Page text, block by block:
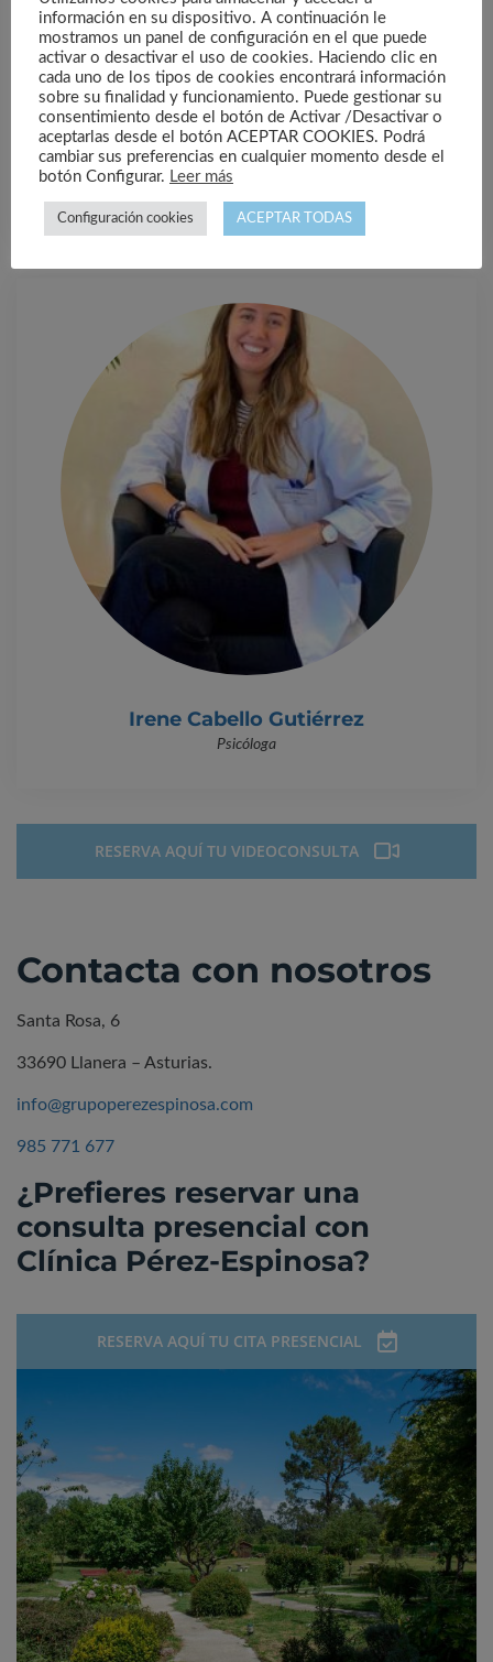
Tamara Rodríguez Cardín
Responsable de Psicología
Irene Cabello Gutiérrez
Psicóloga
RESERVA AQUÍ TU VIDEOCONSULTA
Contacta con nosotros
Santa Rosa, 6
33690 Llanera – Asturias.
info@grupoperezespinosa.com
985 771 677
¿Prefieres reservar una
consulta presencial con
Clínica Pérez-Espinosa?
RESERVA AQUÍ TU CITA PRESENCIAL
información en su dispositivo. A continuación le
mostramos un panel de configuración en el que puede
activar o desactivar el uso de cookies. Haciendo clic en
cada uno de los tipos de cookies encontrará información
sobre su finalidad y funcionamiento. Puede gestionar su
consentimiento desde el botón de Activar /Desactivar o
aceptarlas desde el botón ACEPTAR COOKIES. Podrá
cambiar sus preferencias en cualquier momento desde el
botón Configurar. Leer más
Configuración cookies ACEPTAR TODAS